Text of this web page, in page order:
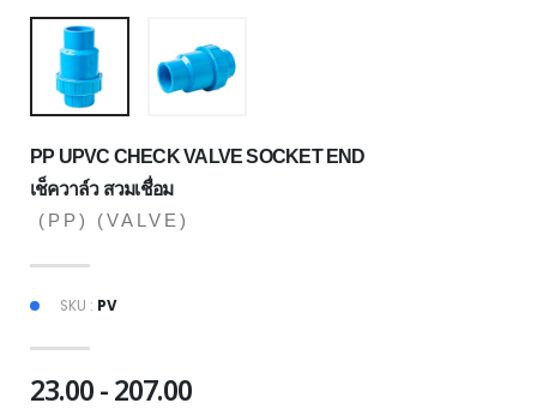
PP UPVC CHECK VALVE SOCKET END
เช็ควาล์ว สวมเชื่อม
(PP)
(VALVE)
SKU : PV
23.00 - 207.00